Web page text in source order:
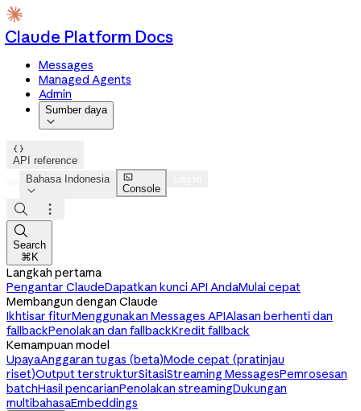
Claude Platform Docs
Messages
Managed Agents
Admin
Sumber daya


API reference
Bahasa Indonesia


Console



Search
⌘K
Langkah pertama
Pengantar ClaudeDapatkan kunci API AndaMulai cepat
Membangun dengan Claude
Ikhtisar fiturMenggunakan Messages APIAlasan berhenti dan
fallbackPenolakan dan fallbackKredit fallback
Kemampuan model
UpayaAnggaran tugas (beta)Mode cepat (pratinjau
riset)Output terstrukturSitasiStreaming MessagesPemrosesan
batchHasil pencarianPenolakan streamingDukungan
multibahasaEmbeddings